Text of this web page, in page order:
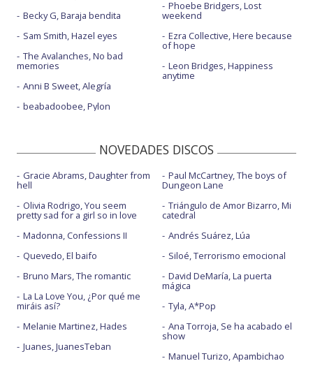
Becky G, Baraja bendita
Sam Smith, Hazel eyes
The Avalanches, No bad
memories
Anni B Sweet, Alegría
beabadoobee, Pylon
Phoebe Bridgers, Lost
weekend
Ezra Collective, Here because
of hope
Leon Bridges, Happiness
anytime
NOVEDADES DISCOS
Gracie Abrams, Daughter from
hell
Olivia Rodrigo, You seem
pretty sad for a girl so in love
Madonna, Confessions II
Quevedo, El baifo
Bruno Mars, The romantic
La La Love You, ¿Por qué me
miráis así?
Melanie Martinez, Hades
Juanes, JuanesTeban
Paul McCartney, The boys of
Dungeon Lane
Triángulo de Amor Bizarro, Mi
catedral
Andrés Suárez, Lúa
Siloé, Terrorismo emocional
David DeMaría, La puerta
mágica
Tyla, A*Pop
Ana Torroja, Se ha acabado el
show
Manuel Turizo, Apambichao